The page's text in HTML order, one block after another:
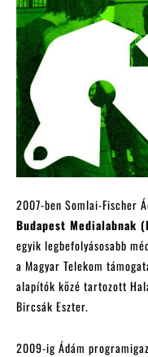
2007-ben Somlai-Fischer
Budapest Medialabnak
egyik legbefolyásosabb
a Magyar Telekom
alapítók közé tartozott
Bircsák Eszter.
2009-ig Ádám